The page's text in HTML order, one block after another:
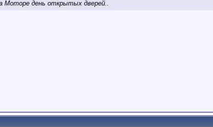
Моторе день открытых дверей..